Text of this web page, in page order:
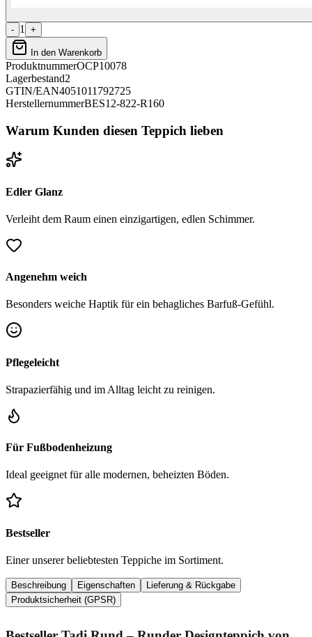
- 1 +
In den Warenkorb
ProduktnummerOCP10078
Lagerbestand2
GTIN/EAN4051011792725
HerstellernummerBES12-822-R160
Warum Kunden diesen Teppich lieben
Edler Glanz
Verleiht dem Raum einen einzigartigen, edlen Schimmer.
Angenehm weich
Besonders weiche Haptik für ein behagliches Barfuß-Gefühl.
Pflegeleicht
Strapazierfähig und im Alltag leicht zu reinigen.
Für Fußbodenheizung
Ideal geeignet für alle modernen, beheizten Böden.
Bestseller
Einer unserer beliebtesten Teppiche im Sortiment.
Beschreibung Eigenschaften
Lieferung & Rückgabe
Produktsicherheit (GPSR)